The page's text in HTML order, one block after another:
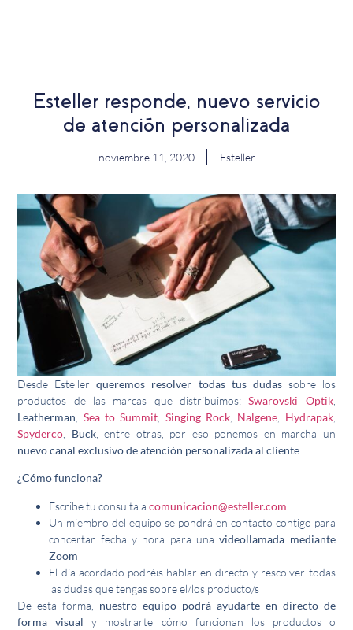
Esteller responde, nuevo servicio
de atención personalizada
noviembre 11, 2020 Esteller
Desde Estellerqueremos resolver todas tus dudassobre los
productos de las marcas que distribuimos:Swarovski Optik,
Leatherman
Sea to Summit Singing Rock Nalgene Hydrapak,
Spyderco
Buck, entre otras, por eso ponemos en marcha un
nuevo canal exclusivo de atención personalizada al cliente
¿Cómo funciona?
Escribe tu consulta acomunicacion@esteller.com
Un miembro del equipo se pondrá en contacto contigo para
concertar fecha y hora para unavideollamada mediante
Zoom
El día acordado podréis hablar en directo y rescolver todas
las dudas que tengas sobre el/los producto/s
De esta forma, nuestro equipo podrá ayudarte en directo de
forma visual y mostrarte cómo funcionan los productos o